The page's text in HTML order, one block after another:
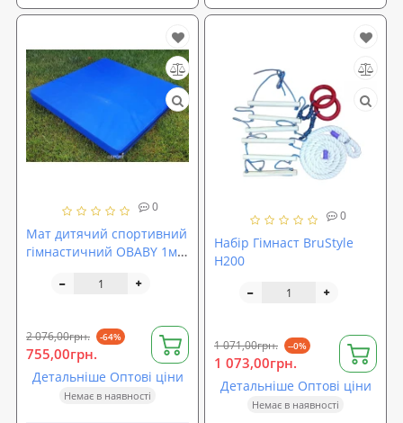
0
Мат дитячий спортивний
гімнастичний OBABY 1м х
2 076,00грн. -64%
755,00грн.
Детальніше Оптові ціни
Немає в наявності
0
Набір Гімнаст BruStyle
Н200
1 071,00грн. --0%
1 073,00грн.
Детальніше Оптові ціни
Немає в наявності